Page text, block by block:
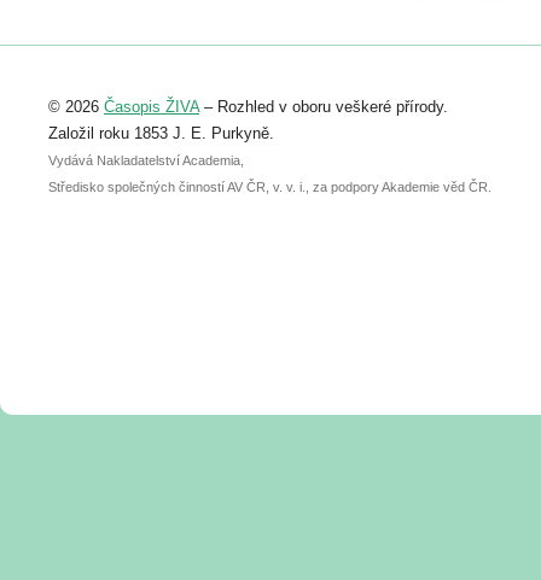
Registrovat se můžete do 6. září.
abstraktu přihlášené přednášky nebo
posteru je už 30. června.
© 2026 Časopis ŽIVA– Rozhled v oboru veškeré přírody.
Založil roku 1853 J. E. Purkyně.
Vydává Nakladatelství Academia,
Středisko společných činností AV ČR, v. v. i., za podpory Akademie věd ČR.